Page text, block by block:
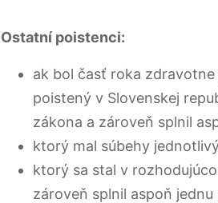
Ostatní poistenci:
ak bol časť roka
poistený v Slovenskej
zákona a zároveň splnil
ktorý mal súbehy
ktorý sa stal v
zároveň splnil aspoň